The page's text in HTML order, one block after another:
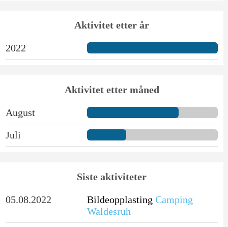
Aktivitet etter år
2022
Aktivitet etter måned
August
Juli
Siste aktiviteter
05.08.2022 Bildeopplasting Camping
Waldesruh